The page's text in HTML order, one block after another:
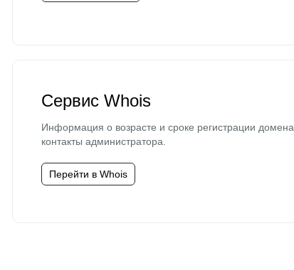
Сервис Whois
Информация о возрасте и сроке регистрации домена,
контакты администратора.
Перейти в Whois